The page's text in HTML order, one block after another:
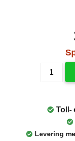
Toll-
Levering